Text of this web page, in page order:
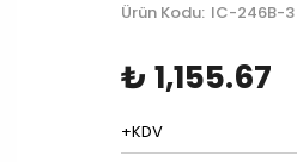
Ürün Kodu: IC-246B-3
₺ 1,155.67
+KDV